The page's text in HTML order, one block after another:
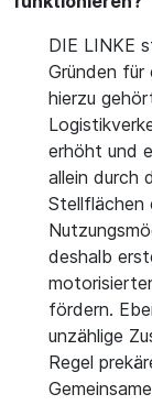
DIE LINKE
Gründen für
hierzu
erhöht und
allein durch
Stellflächen
deshalb
fördern.
unzählige
Regel